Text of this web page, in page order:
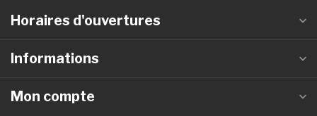
Horaires d'ouvertures
Informations
Mon compte